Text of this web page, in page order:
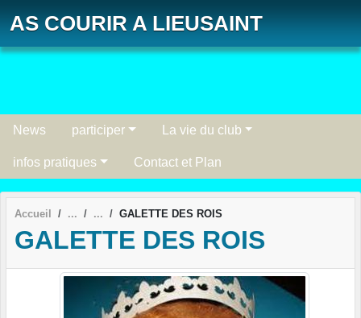
AS COURIR A LIEUSAINT
News participer La vie du club
infos pratiques Contact et Plan
Accueil GALETTE DES ROIS
GALETTE DES ROIS